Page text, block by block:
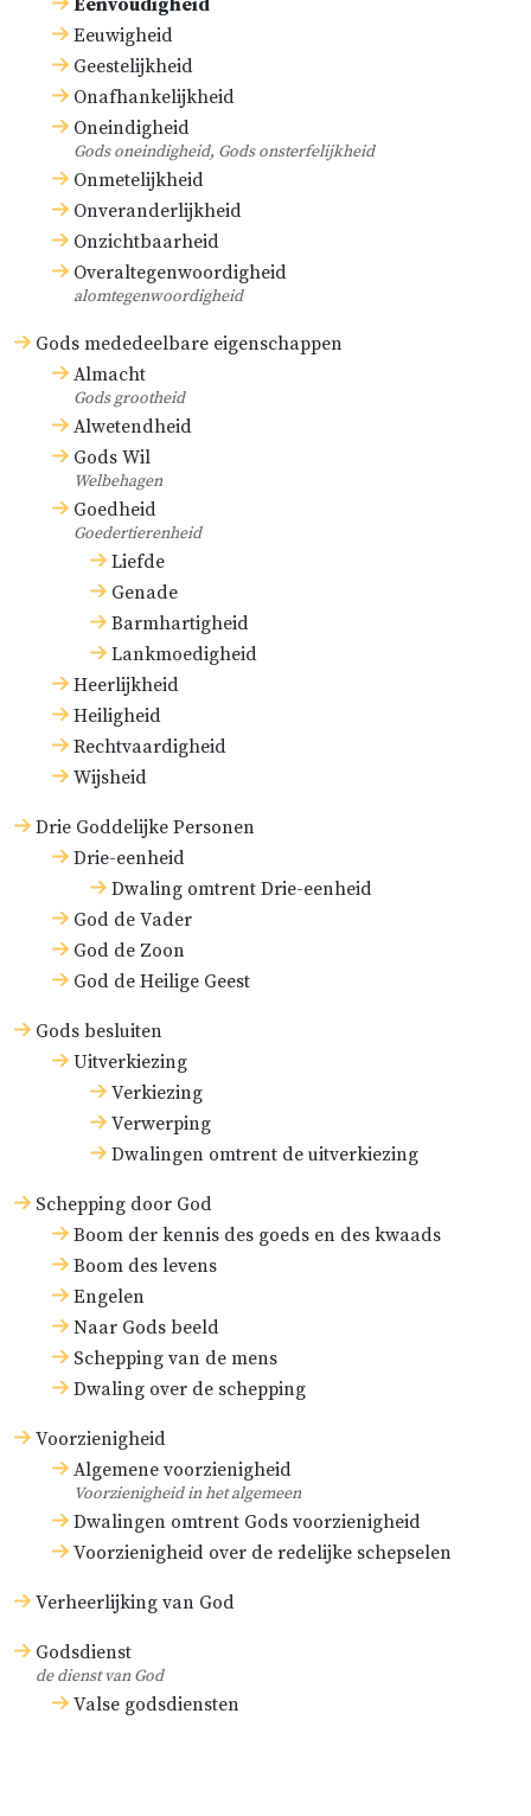
Eenvoudigheid
Eeuwigheid
Geestelijkheid
Onafhankelijkheid
Oneindigheid
Gods oneindigheid, Gods onsterfelijkheid
Onmetelijkheid
Onveranderlijkheid
Onzichtbaarheid
Overaltegenwoordigheid
alomtegenwoordigheid
Gods mededeelbare eigenschappen
Almacht
Gods grootheid
Alwetendheid
Gods Wil
Welbehagen
Goedheid
Goedertierenheid
Liefde
Genade
Barmhartigheid
Lankmoedigheid
Heerlijkheid
Heiligheid
Rechtvaardigheid
Wijsheid
Drie Goddelijke Personen
Drie-eenheid
Dwaling omtrent Drie-eenheid
God de Vader
God de Zoon
God de Heilige Geest
Gods besluiten
Uitverkiezing
Verkiezing
Verwerping
Dwalingen omtrent de uitverkiezing
Schepping door God
Boom der kennis des goeds en des kwaads
Boom des levens
Engelen
Naar Gods beeld
Schepping van de mens
Dwaling over de schepping
Voorzienigheid
Algemene voorzienigheid
Voorzienigheid in het algemeen
Dwalingen omtrent Gods voorzienigheid
Voorzienigheid over de redelijke schepselen
Verheerlijking van God
Godsdienst
de dienst van God
Valse godsdiensten